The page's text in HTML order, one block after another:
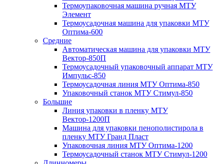
Термоупаковочная машина ручная МТУ
Элемент
Термоусадочная машина для упаковки МТУ
Оптима-600
Средние
Автоматическая машина для упаковки МТУ
Вектор-850П
Термоусадочный упаковочный аппарат МТУ
Импульс-850
Термоусадочная линия МТУ Оптима-850
Упаковочный станок МТУ Стимул-850
Большие
Линия упаковки в пленку МТУ
Вектор-1200П
Машина для упаковки пенополистирола в
пленку МТУ Гранд Пласт
Упаковочная линия МТУ Оптима-1200
Термоусадочный станок МТУ Стимул-1200